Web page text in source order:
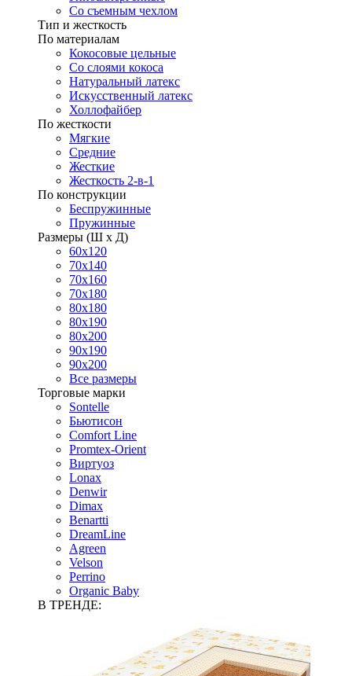
Со съемным чехлом
Тип и жесткость
По материалам
Кокосовые цельные
Со слоями кокоса
Натуральный латекс
Искусственный латекс
Холлофайбер
По жесткости
Мягкие
Средние
Жесткие
Жесткость 2-в-1
По конструкции
Беспружинные
Пружинные
Размеры (Ш х Д)
60х120
70х140
70х160
70х180
80х180
80х190
80х200
90х190
90х200
Все размеры
Торговые марки
Sontelle
Бьютисон
Comfort Line
Promtex-Orient
Виртуоз
Lonax
Denwir
Dimax
Benartti
DreamLine
Agreen
Velson
Perrino
Organic Baby
В ТРЕНДЕ: